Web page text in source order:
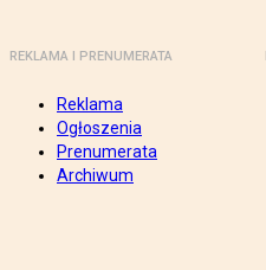
REKLAMA I PRENUMERATA
Reklama
Ogłoszenia
Prenumerata
Archiwum